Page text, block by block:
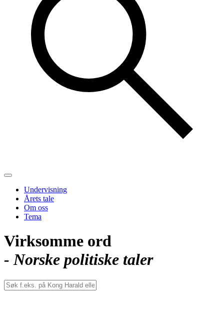
Undervisning
Årets tale
Om oss
Tema
Virksomme ord
- Norske politiske taler